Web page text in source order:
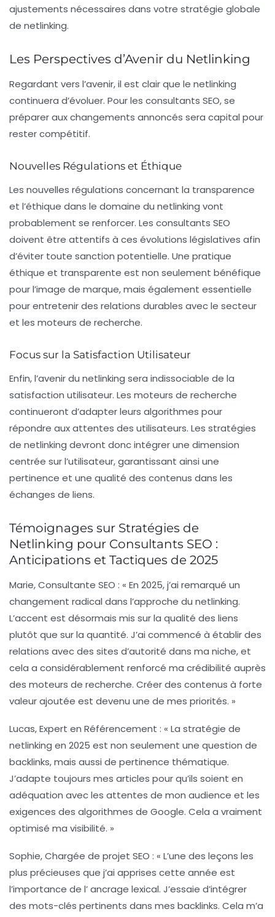
ajustements nécessaires dans votre stratégie globale
de netlinking.
Les Perspectives d’Avenir du Netlinking
Regardant vers l’avenir, il est clair que le netlinking
continuera d’évoluer. Pour les consultants SEO, se
préparer aux changements annoncés sera capital pour
rester compétitif.
Nouvelles Régulations et Éthique
Les nouvelles régulations concernant la transparence
et l’éthique dans le domaine du netlinking vont
probablement se renforcer. Les consultants SEO
doivent être attentifs à ces évolutions législatives afin
d’éviter toute sanction potentielle. Une pratique
éthique et transparente est non seulement bénéfique
pour l’image de marque, mais également essentielle
pour entretenir des relations durables avec le secteur
et les moteurs de recherche.
Focus sur la Satisfaction Utilisateur
Enfin, l’avenir du netlinking sera indissociable de la
satisfaction utilisateur. Les moteurs de recherche
continueront d’adapter leurs algorithmes pour
répondre aux attentes des utilisateurs. Les stratégies
de netlinking devront donc intégrer une dimension
centrée sur l’utilisateur, garantissant ainsi une
pertinence et une qualité des contenus dans les
échanges de liens.
Témoignages sur Stratégies de
Netlinking pour Consultants SEO :
Anticipations et Tactiques de 2025
Marie, Consultante SEO : « En 2025, j’ai remarqué un
changement radical dans l’approche du netlinking.
L’accent est désormais mis sur la qualité des liens
plutôt que sur la quantité. J’ai commencé à établir des
relations avec des sites d’autorité dans ma niche, et
cela a considérablement renforcé ma crédibilité auprès
des moteurs de recherche. Créer des contenus à forte
valeur ajoutée est devenu une de mes priorités. »
Lucas, Expert en Référencement : « La stratégie de
netlinking en 2025 est non seulement une question de
backlinks, mais aussi de pertinence thématique.
J’adapte toujours mes articles pour qu’ils soient en
adéquation avec les attentes de mon audience et les
exigences des algorithmes de Google. Cela a vraiment
optimisé ma visibilité. »
Sophie, Chargée de projet SEO : « L’une des leçons les
plus précieuses que j’ai apprises cette année est
l’importance de l’ancrage lexical. J’essaie d’intégrer
des mots-clés pertinents dans mes backlinks. Cela m’a